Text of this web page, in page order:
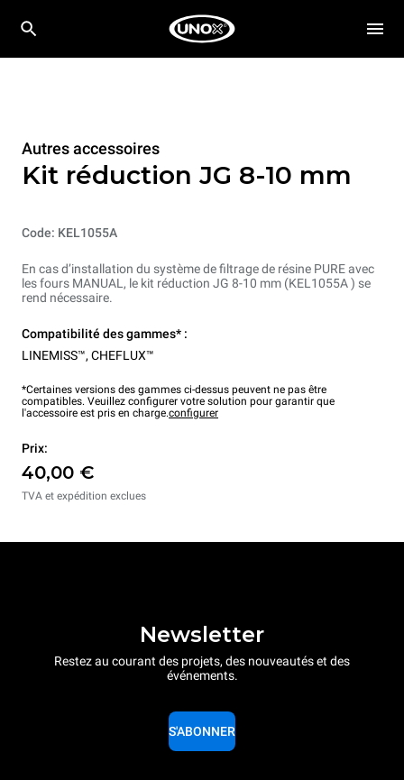
Autres accessoires
Kit réduction JG 8-10 mm
Code: KEL1055A
En cas d’installation du système de filtrage de résine PURE avec
les fours MANUAL, le kit réduction JG 8-10 mm (KEL1055A ) se
rend nécessaire.
Compatibilité des gammes* :
LINEMISS™, CHEFLUX™
*Certaines versions des gammes ci-dessus peuvent ne pas être
compatibles. Veuillez configurer votre solution pour garantir que
l'accessoire est pris en charge.configurer
Prix:
40,00 €
TVA et expédition exclues
Newsletter
Restez au courant des projets, des nouveautés et des
événements.
S'ABONNER